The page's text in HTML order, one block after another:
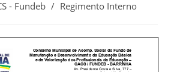
- Fundeb / Regimento Interno